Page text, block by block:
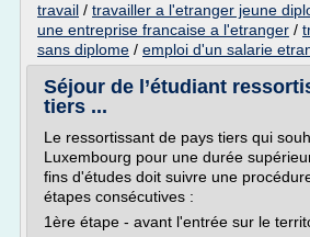
travail / travailler a l'etranger jeune
une entreprise francaise a l'etranger /
sans diplome / emploi d'un salarie
Séjour de l’étudiant
tiers ...
Le ressortissant de pays tiers qui
Luxembourg pour une durée
fins d'études doit suivre une
étapes consécutives :
1ère étape - avant l'entrée sur le